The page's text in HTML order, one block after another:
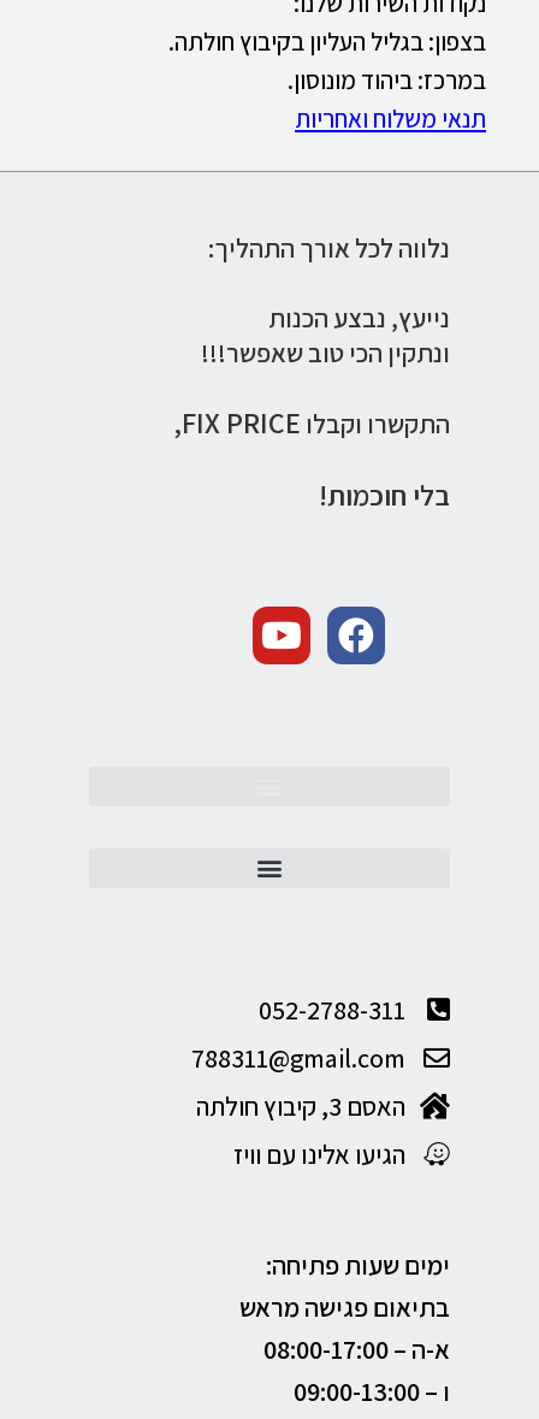
בצפון: בגליל העליון בקיבוץ חולתה.
במרכז: ביהוד מונוסון.
תנאי משלוח ואחריות
נלווה לכל אורך התהליך:
נייעץ, נבצע הכנות
ונתקין הכי טוב שאפשר!!!
התקשרו וקבלו FIX PRICE,
בלי חוכמות!
052-2788-311
788311@gmail.com
האסם 3, קיבוץ חולתה
הגיעו אלינו עם וויז
ימים שעות פתיחה:
בתיאום פגישה מראש
א-ה –08:00-17:00
ו – 09:00-13:00